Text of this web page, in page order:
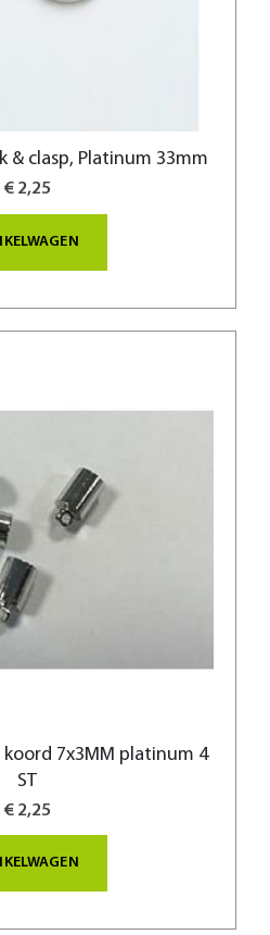
& clasp, Platinum 33mm
€ 2,25
7x3MM platinum 4
ST
€ 2,25